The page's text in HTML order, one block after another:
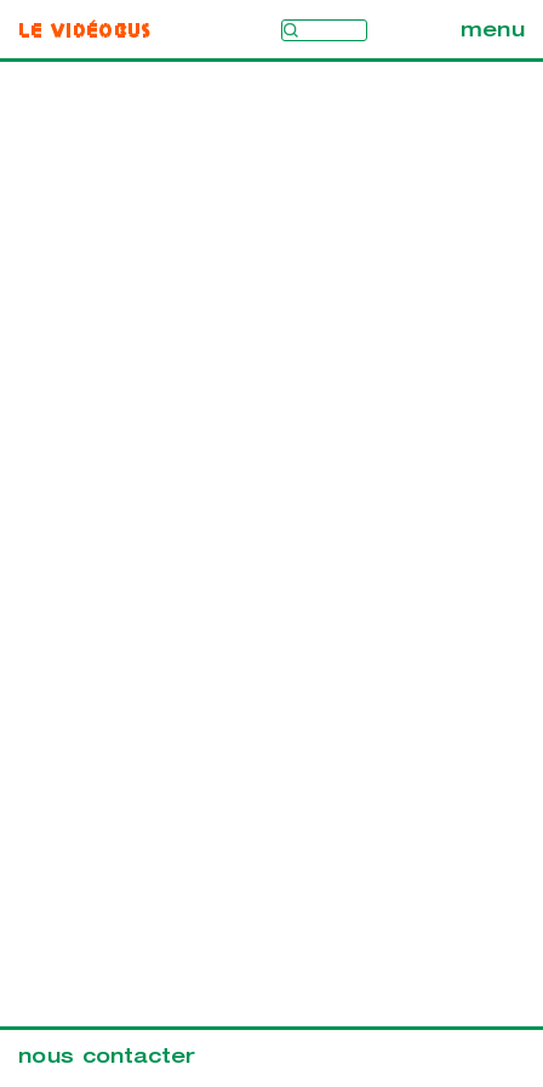
Le Vidéobus menu
nous contacter